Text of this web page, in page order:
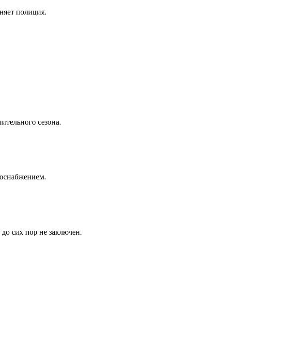
полиция.
сезона.
сих пор не заключен.